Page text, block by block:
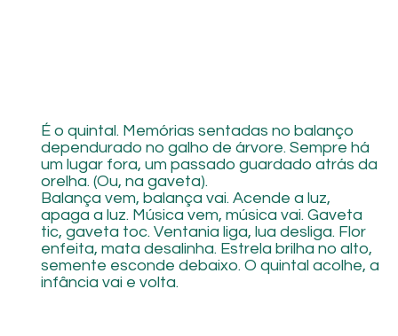
É o quintal. Memórias sentadas no balanço
dependurado no galho de árvore. Sempre há
um lugar fora, um passado guardado atrás da
orelha. (Ou, na gaveta).
Balança vem, balança vai. Acende a luz,
apaga a luz. Música vem, música vai. Gaveta
tic, gaveta toc. Ventania liga, lua desliga. Flor
enfeita, mata desalinha. Estrela brilha no alto,
semente esconde debaixo. O quintal acolhe, a
infância vai e volta.